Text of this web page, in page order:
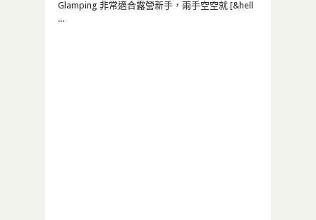
Glamping 非常適合露營新手，兩手空空就 [&hell
...